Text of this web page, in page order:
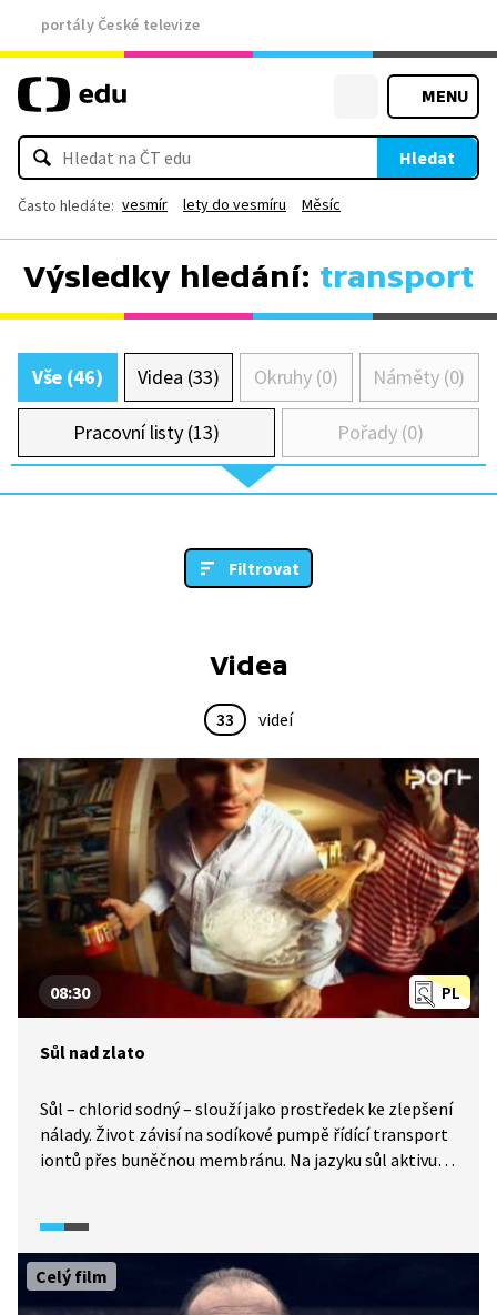
portály České televize
MENU
Hledat
Často hledáte: vesmír lety do vesmíru Měsíc
Výsledky hledání: transport
Vše (46) Videa (33) Okruhy (0) Náměty (0)
Pracovní listy (13) Pořady (0)
Filtrovat
Videa
33 videí
PL
08:30
Sůl nad zlato
Sůl – chlorid sodný – slouží jako prostředek ke zlepšení
nálady. Život závisí na sodíkové pumpě řídící transport
iontů přes buněčnou membránu. Na jazyku sůl aktivuje
krystalizací.
Celý film